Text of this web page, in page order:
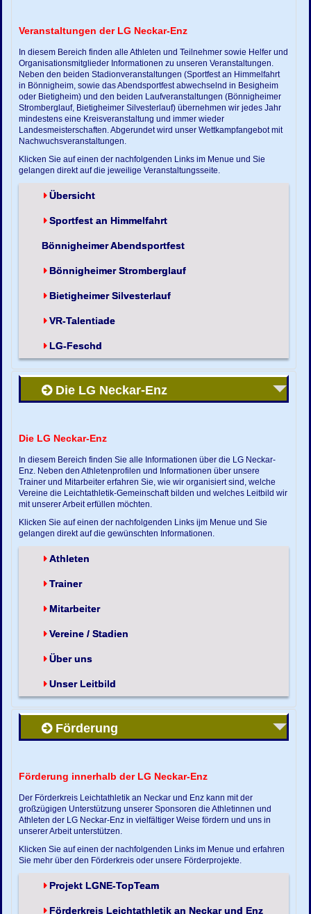
Veranstaltungen der LG Neckar-Enz
In diesem Bereich finden alle Athleten und Teilnehmer sowie Helfer und
Organisationsmitglieder Informationen zu unseren Veranstaltungen.
Neben den beiden Stadionveranstaltungen (Sportfest an Himmelfahrt
in Bönnigheim, sowie das Abendsportfest abwechselnd in Besigheim
oder Bietigheim) und den beiden Laufveranstaltungen (Bönnigheimer
Stromberglauf, Bietigheimer Silvesterlauf) übernehmen wir jedes Jahr
mindestens eine Kreisveranstaltung und immer wieder
Landesmeisterschaften. Abgerundet wird unser Wettkampfangebot mit
Nachwuchsveranstaltungen.
Klicken Sie auf einen der nachfolgenden Links im Menue und Sie
gelangen direkt auf die jeweilige Veranstaltungsseite.
Übersicht
Sportfest an Himmelfahrt
Bönnigheimer Abendsportfest
Bönnigheimer Stromberglauf
Bietigheimer Silvesterlauf
VR-Talentiade
LG-Feschd
Die LG Neckar-Enz
Die LG Neckar-Enz
In diesem Bereich finden Sie alle Informationen über die LG Neckar-
Enz. Neben den Athletenprofilen und Informationen über unsere
Trainer und Mitarbeiter erfahren Sie, wie wir organisiert sind, welche
Vereine die Leichtathletik-Gemeinschaft bilden und welches Leitbild wir
mit unserer Arbeit erfüllen möchten.
Klicken Sie auf einen der nachfolgenden Links ijm Menue und Sie
gelangen direkt auf die gewünschten Informationen.
Athleten
Trainer
Mitarbeiter
Vereine / Stadien
Über uns
Unser Leitbild
Förderung
Förderung innerhalb der LG Neckar-Enz
Der Förderkreis Leichtathletik an Neckar und Enz kann mit der
großzügigen Unterstützung unserer Sponsoren die Athletinnen und
Athleten der LG Neckar-Enz in vielfältiger Weise fördern und uns in
unserer Arbeit unterstützen.
Klicken Sie auf einen der nachfolgenden Links im Menue und erfahren
Sie mehr über den Förderkreis oder unsere Förderprojekte.
Projekt LGNE-TopTeam
Förderkreis Leichtathletik an Neckar und Enz